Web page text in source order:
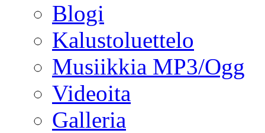
Blogi
Kalustoluettelo
Musiikkia MP3/Ogg
Videoita
Galleria